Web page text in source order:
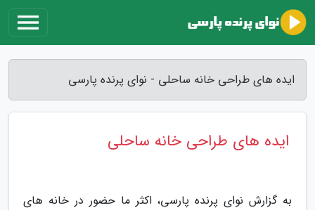
ایده های طراحی خانه ساحلی - نوای پرنده پارسی
ایده های طراحی خانه ساحلی
به گزارش نوای پرنده پارسی، اکثر ما حضور در خانه های